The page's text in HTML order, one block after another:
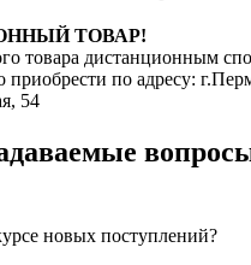
ТОВАР!
товара дистанционным
по адресу:
54
новых поступлений?